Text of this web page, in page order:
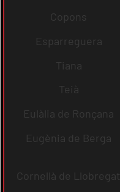
Copons
Esparreguera
Tiana
Teià
Eulàlia de Ronçana
Eugènia de Berga
Cornellà de Llobregat